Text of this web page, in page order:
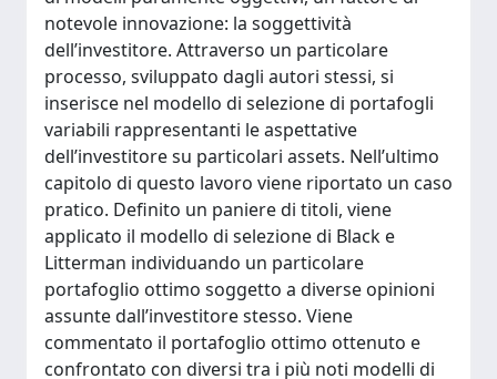
notevole innovazione: la soggettività
dell’investitore. Attraverso un particolare
processo, sviluppato dagli autori stessi, si
inserisce nel modello di selezione di portafogli
variabili rappresentanti le aspettative
dell’investitore su particolari assets. Nell’ultimo
capitolo di questo lavoro viene riportato un caso
pratico. Definito un paniere di titoli, viene
applicato il modello di selezione di Black e
Litterman individuando un particolare
portafoglio ottimo soggetto a diverse opinioni
assunte dall’investitore stesso. Viene
commentato il portafoglio ottimo ottenuto e
confrontato con diversi tra i più noti modelli di